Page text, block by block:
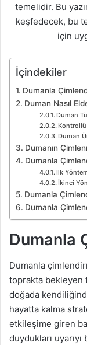
temelidir. Bu
keşfedecek, bu
için
İçindekiler
Dumanla
Duman Nasıl
Duman
Kontrollü
Duman
Dumanın
Dumanla
İlk
İkinci
Dumanla
Dumanla
Dumanla
Dumanla
toprakta bekleyen
doğada
hayatta kalma
etkileşime giren
duydukları